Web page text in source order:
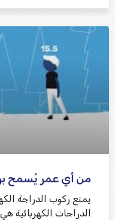
من أي عمر يُسمح
الدراجات الكهربائية